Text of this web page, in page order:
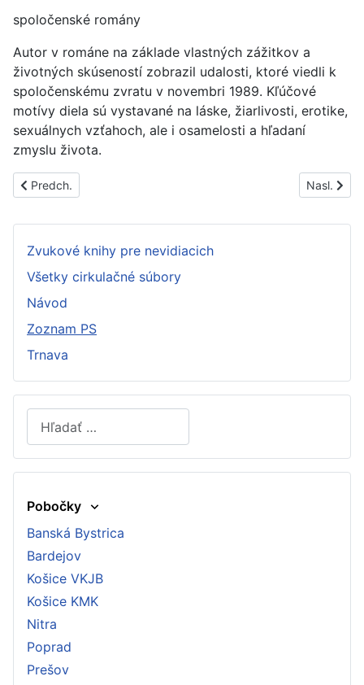
spoločenské romány
Autor v románe na základe vlastných zážitkov a
životných skúseností zobrazil udalosti, ktoré viedli k
spoločenskému zvratu v novembri 1989. Kľúčové
motívy diela sú vystavané na láske, žiarlivosti, erotike,
sexuálnych vzťahoch, ale i osamelosti a hľadaní
zmyslu života.
Predchádzajúci článok: PS1767A
Predch. Nasl.
Zvukové knihy pre nevidiacich
Všetky cirkulačné súbory
Návod
Zoznam PS
Trnava
Hľadať
Type 2 or more characters for results.
Pobočky
Banská Bystrica
Bardejov
Košice VKJB
Košice KMK
Nitra
Poprad
Prešov